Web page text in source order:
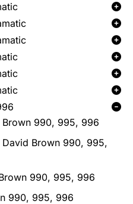
990, 995, 996
Brown 990, 995,
990, 995, 996
990, 995, 996